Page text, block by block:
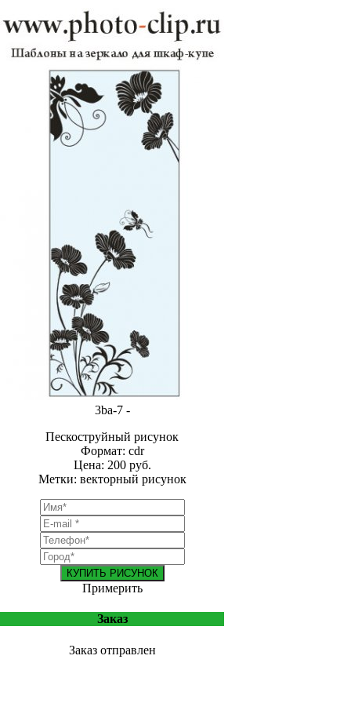
3ba-7 -
Пескоструйный рисунок
Формат: cdr
Цена: 200 руб.
Метки: векторный рисунок
КУПИТЬ РИСУНОК
Примерить
Заказ
Заказ отправлен